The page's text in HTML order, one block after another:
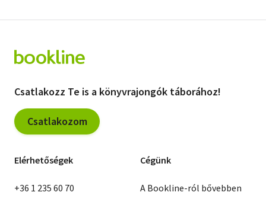
Csatlakozz Te is a könyvrajongók táborához!
Csatlakozom
Elérhetőségek
+36 1 235 60 70
Cégünk
A Bookline-ról bővebben